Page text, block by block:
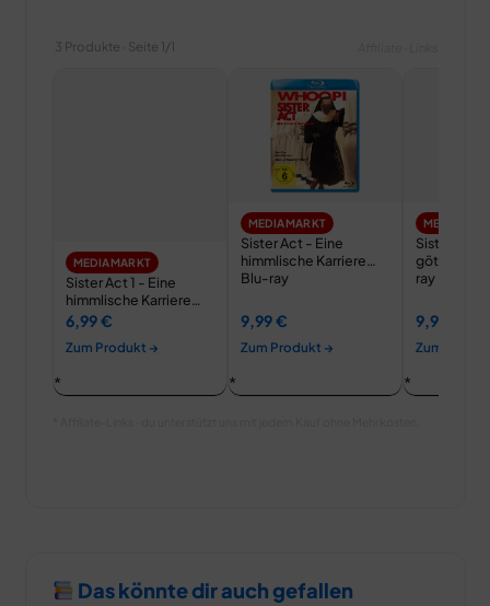
3 Produkte · Seite 1/1
MEDIAMARKT
Sister Act 1 - Eine
himmlische Karriere
DVD
6,99 €
Zum Produkt →
MEDIAMARKT
Sister Act - Eine
himmlische Karriere
Blu-ray
9,99 €
Zum Produkt →
Sister Act 2
göttlicher
ray
9,99 €
Zum
Das könnte dir auch gefallen